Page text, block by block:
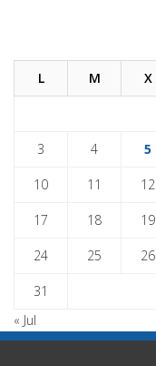
L M X
3 4 5
10 11 12
17 18 19
24 25 26
31
« Jul